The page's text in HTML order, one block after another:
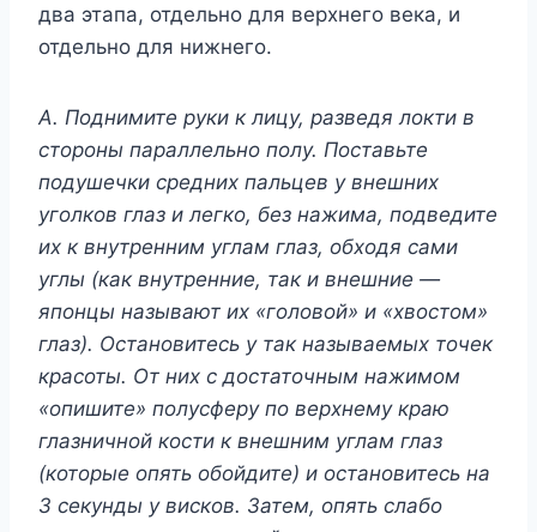
два этапа, отдельно для верхнего века, и
отдельно для нижнего.
А. Поднимите руки к лицу, разведя локти в
стороны параллельно полу. Поставьте
подушечки средних пальцев у внешних
уголков глаз и легко, без нажима, подведите
их к внутренним углам глаз, обходя сами
углы (как внутренние, так и внешние —
японцы называют их «головой» и «хвостом»
глаз). Остановитесь у так называемых точек
красоты. От них с достаточным нажимом
«опишите» полусферу по верхнему краю
глазничной кости к внешним углам глаз
(которые опять обойдите) и остановитесь на
3 секунды у висков. Затем, опять слабо